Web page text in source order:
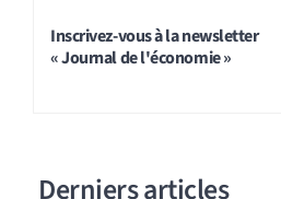
Inscrivez-vous à la newsletter
« Journal de l'économie »
Derniers articles